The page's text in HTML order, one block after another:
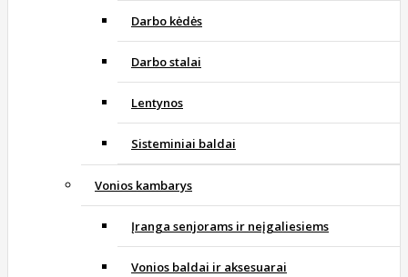
Darbo kėdės
Darbo stalai
Lentynos
Sisteminiai baldai
Vonios kambarys
Įranga senjorams ir neįgaliesiems
Vonios baldai ir aksesuarai